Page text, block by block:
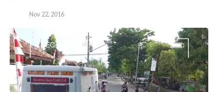
Nov 22, 2016